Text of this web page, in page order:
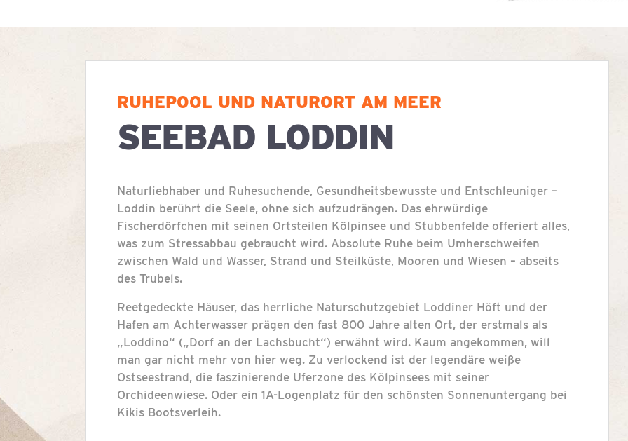
RUHEPOOL UND NATURORT AM MEER
SEEBAD LODDIN
Naturliebhaber und Ruhesuchende, Gesundheitsbewusste und Entschleuniger –
Loddin berührt die Seele, ohne sich aufzudrängen. Das ehrwürdige
Fischerdörfchen mit seinen Ortsteilen Kölpinsee und Stubbenfelde offeriert alles,
was zum Stressabbau gebraucht wird. Absolute Ruhe beim Umherschweifen
zwischen Wald und Wasser, Strand und Steilküste, Mooren und Wiesen – abseits
des Trubels.
Reetgedeckte Häuser, das herrliche Naturschutzgebiet Loddiner Höft und der
Hafen am Achterwasser prägen den fast 800 Jahre alten Ort, der erstmals als
„Loddino“ („Dorf an der Lachsbucht“) erwähnt wird. Kaum angekommen, will
man gar nicht mehr von hier weg. Zu verlockend ist der legendäre weiße
Ostseestrand, die faszinierende Uferzone des Kölpinsees mit seiner
Orchideenwiese. Oder ein 1A-Logenplatz für den schönsten Sonnenuntergang bei
Kikis Bootsverleih.